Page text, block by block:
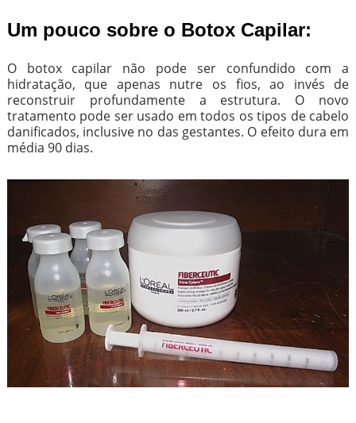
Um pouco sobre o Botox Capilar:
O botox capilar não pode ser confundido com a
hidratação, que apenas nutre os fios, ao invés de
reconstruir profundamente a estrutura. O novo
tratamento pode ser usado em todos os tipos de cabelo
danificados, inclusive no das gestantes. O efeito dura em
média 90 dias.